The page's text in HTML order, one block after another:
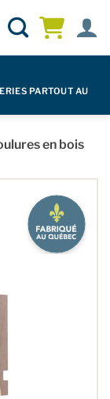
PARTOUT AU
en bois